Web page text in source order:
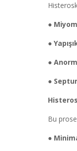
●
●
●
●
Bu
●